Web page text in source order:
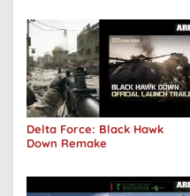
Delta Force: Black Hawk
Down Remake